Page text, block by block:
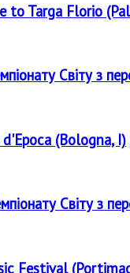
to Targa Florio
Світу з
(Bologna, I)
Світу з
Festival